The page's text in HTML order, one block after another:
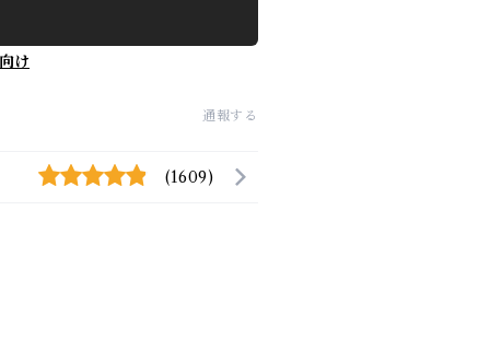
け
通報する
(1609)